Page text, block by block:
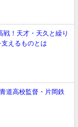
戦！天才・天久と繰り
えるものとは
道高校監督・片岡鉄